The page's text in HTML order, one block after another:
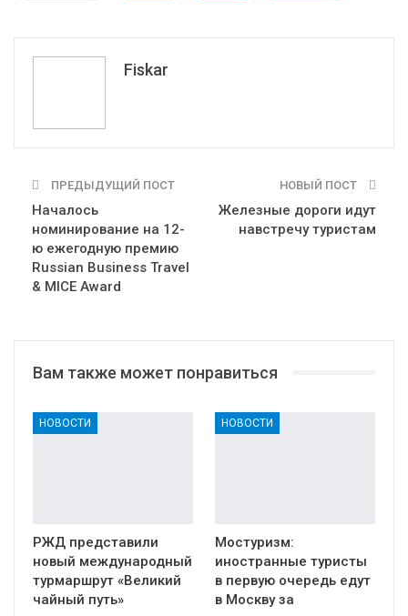
Fiskar
ПРЕДЫДУЩИЙ ПОСТ
Началось
номинирование на 12-
ю ежегодную премию
Russian Business Travel
& MICE Award
НОВЫЙ ПОСТ
Железные дороги идут
навстречу туристам
Вам также может понравиться
НОВОСТИ
РЖД представили
новый международный
турмаршрут «Великий
чайный путь»
НОВОСТИ
Мостуризм:
иностранные туристы
в первую очередь едут
в Москву за